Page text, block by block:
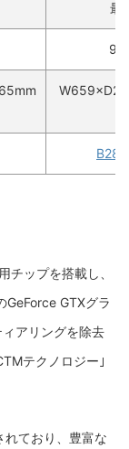
最
チップを搭載し、
GeForce GTXグラ
アリングを除去
テクノロジー｣
ており、 豊富な